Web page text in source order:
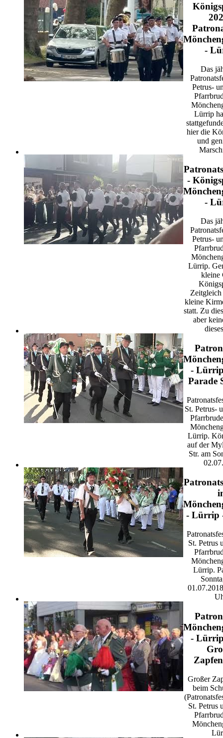
-
Das
Petrus-
Lürrip
hier die
und
-
-
Das
Petrus-
Lürrip.
kleine
kleine
statt. Zu
aber
-
Parade
St. Petrus-
Lürrip.
auf der
Str. am
- Lürrip
St. Petrus
Lürrip.
-
Großer
beim
St. Petrus